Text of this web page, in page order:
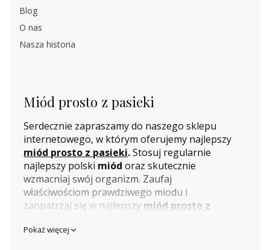
Blog
O nas
Nasza historia
Miód prosto z pasieki
Serdecznie zapraszamy do naszego sklepu
internetowego, w którym oferujemy najlepszy
miód prosto z pasieki.Stosuj regularnie
najlepszy polski miódoraz skutecznie
wzmacniaj swój organizm. Zaufaj
właściwościom prawdziwego miodu i
zaopatrzaj się w najlepszy miód prosto z
Gwarantujemy bezpieczną dostawę do domu
Pokaż więcej